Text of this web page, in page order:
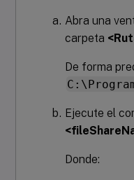
Abra una
carpeta
De forma
Ejecute el
Donde: